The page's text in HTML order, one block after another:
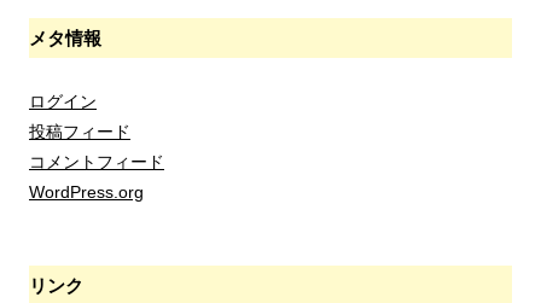
メタ情報
ログイン
投稿フィード
コメントフィード
WordPress.org
リンク